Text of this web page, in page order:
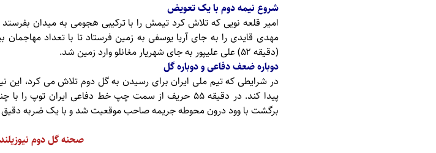
شروع نیمه دوم با یک تعویض
امیر قلعه نویی که تلاش کرد تیمش را با ترکیبی هجومی به میدان بفرستد
مهدی قایدی را به جای آریا یوسفی به زمین فرستاد تا با تعداد
(دقیقه ۵۲) علی علیپور به جای شهریار مغانلو وارد زمین شد.
دوباره ضعف دفاعی و دوباره گل
در شرایطی که تیم ملی ایران برای رسیدن به گل دوم تلاش می کرد،
پیدا کند. در دقیقه ۵۵ حریف از سمت چپ خط دفاعی
برگشت با وود درون محوطه جریمه صاحب موقعیت شد و با یک ضربه دقیق
صحنه گل دوم